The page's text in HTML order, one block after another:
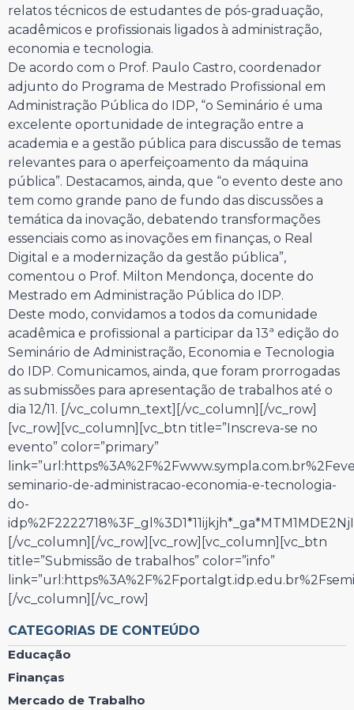
relatos técnicos de estudantes de pós-graduação,
acadêmicos e profissionais ligados à administração,
economia e tecnologia.
De acordo com o Prof. Paulo Castro, coordenador
adjunto do Programa de Mestrado Profissional em
Administração Pública do IDP, “o Seminário é uma
excelente oportunidade de integração entre a
academia e a gestão pública para discussão de temas
relevantes para o aperfeiçoamento da máquina
pública”. Destacamos, ainda, que “o evento deste ano
tem como grande pano de fundo das discussões a
temática da inovação, debatendo transformações
essenciais como as inovações em finanças, o Real
Digital e a modernização da gestão pública”,
comentou o Prof. Milton Mendonça, docente do
Mestrado em Administração Pública do IDP.
Deste modo, convidamos a todos da comunidade
acadêmica e profissional a participar da 13ª edição do
Seminário de Administração, Economia e Tecnologia
do IDP. Comunicamos, ainda, que foram prorrogadas
as submissões para apresentação de trabalhos até o
dia 12/11. [/vc_column_text][/vc_column][/vc_row]
[vc_row][vc_column][vc_btn title=”Inscreva-se no
evento” color=”primary”
seminario-de-administracao-economia-e-tecnologia-
do-
[/vc_column][/vc_row][vc_row][vc_column][vc_btn
title=”Submissão de trabalhos” color=”info”
[/vc_column][/vc_row]
CATEGORIAS DE CONTEÚDO
Educação
Finanças
Mercado de Trabalho